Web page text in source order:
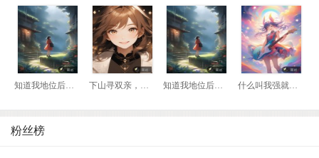
知道我地位后，前妻悔哭了 下山寻双亲，我靠相术断生死！ 知道我地位后，前妻悔哭了 什么叫我强就该死？那我换到妖兽阵营！
粉丝榜